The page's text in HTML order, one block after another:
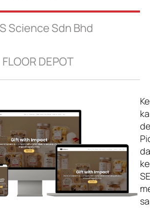
Science Sdn Bhd
FLOOR DEPOT